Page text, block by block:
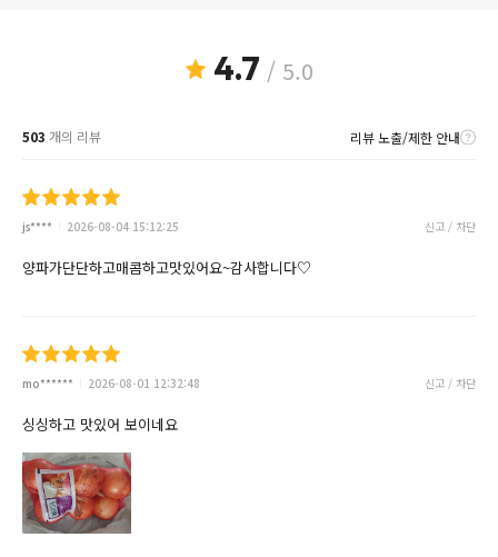
4.7 / 5.0
503 개의 리뷰 리뷰 노출/제한 안내
js**** 2026-08-04 15:12:25 신고 / 차단
양파가단단하고매콤하고맛있어요~감사합니다♡
mo****** 2026-08-01 12:32:48 신고 / 차단
싱싱하고 맛있어 보이네요